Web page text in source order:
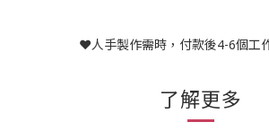
❤️人手製作需時，付款後4-6個工
了解更多